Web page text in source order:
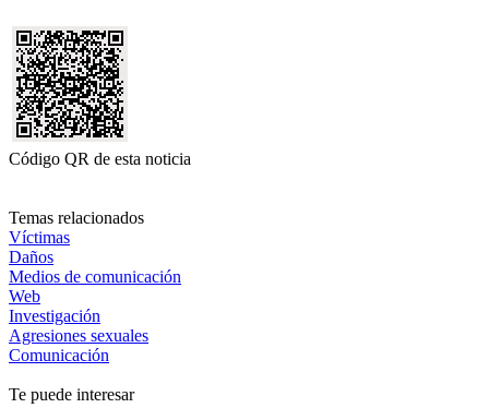
Código QR de esta noticia
Temas relacionados
Víctimas
Daños
Medios de comunicación
Web
Investigación
Agresiones sexuales
Comunicación
Te puede interesar